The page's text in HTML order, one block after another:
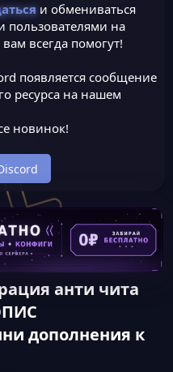
и обмениваться
пользователями на
всегда помогут!
появляется сообщение
ресурса на нашем
новинок!
анти чита
дополнения к